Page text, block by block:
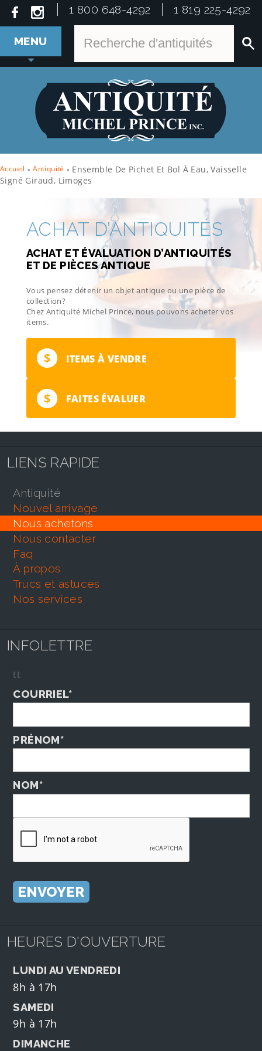
1 800 648-4292 1 819 225-4292
MENU
Accueil - Antiquité - Ensemble De Pichet Et Bol À Eau, Vaisselle
Signé Giraud, Limoges
ACHAT D’ANTIQUITÉS
ACHAT ET ÉVALUATION D’ANTIQUITÉS
ET DE PIÈCES ANTIQUE
Vous pensez détenir un objet antique ou une pièce de
collection?
Chez Antiquité Michel Prince, nous pouvons acheter vos
items.
$ ITEMS À VENDRE
$ FAITES ÉVALUER
LIENS RAPIDE
antiquité
nouvel arrivage
nous achetons
nous contacter
faq
À propos
trucs et astuces
nos services
INFOLETTRE
tt
COURRIEL*
PRÉNOM*
NOM*
HEURES D'OUVERTURE
LUNDI AU VENDREDI
8h à 17h
SAMEDI
9h à 17h
DIMANCHE